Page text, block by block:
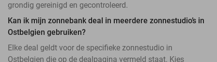
grondig gereinigd en gecontroleerd.
Kan ik mijn zonnebank deal in meerdere zonnestudio’s in
Ostbelgien gebruiken?
Elke deal geldt voor de specifieke zonnestudio in
Ostbelgien die op de dealpagina vermeld staat. Kies